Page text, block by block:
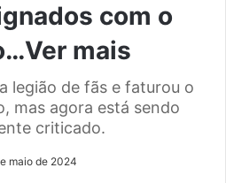
com o
mais
legião de fãs e faturou o
mas agora está sendo
criticado.
maio de 2024